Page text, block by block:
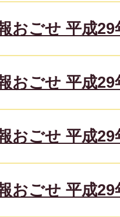
おごせ 平成29
おごせ 平成29
おごせ 平成29
おごせ 平成29